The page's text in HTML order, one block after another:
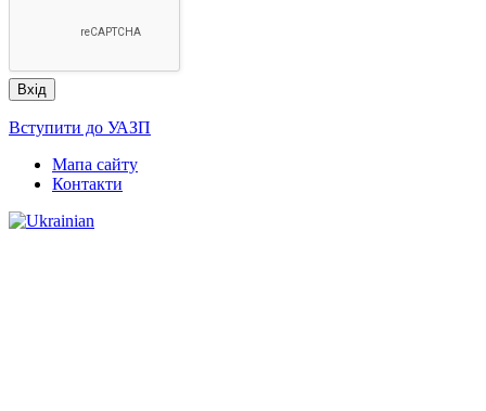
Вступити до УАЗП
Мапа сайту
Контакти